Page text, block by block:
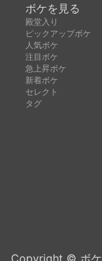
ボケを見る
殿堂入り
ピックアップボケ
人気ボケ
注目ボケ
急上昇ボケ
新着ボケ
セレクト
タグ
Copyright © ボ